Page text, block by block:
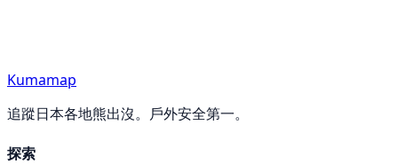
Kumamap
追蹤日本各地熊出沒。戶外安全第一。
探索